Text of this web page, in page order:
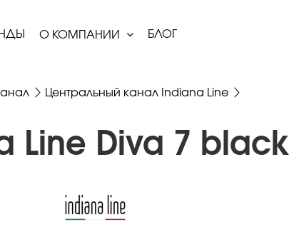
О КОМПАНИИ БЛОГ
Центральный канал Indiana Line
Line Diva 7 black